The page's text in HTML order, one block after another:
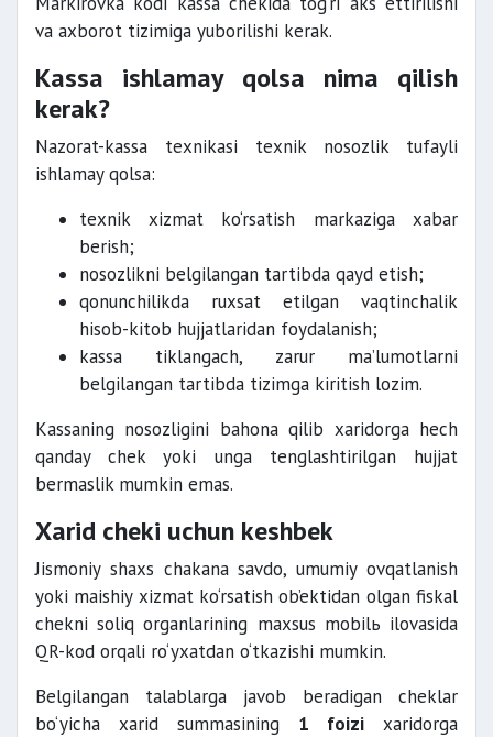
va axborot tizimiga yuborilishi kerak.
Kassa ishlamay qolsa nima qilish
kerak?
Nazorat-kassa texnikasi texnik nosozlik tufayli
ishlamay qolsa:
texnik xizmat ko‘rsatish markaziga xabar
berish;
nosozlikni belgilangan tartibda qayd etish;
qonunchilikda ruxsat etilgan vaqtinchalik
hisob-kitob hujjatlaridan foydalanish;
kassa tiklangach, zarur ma’lumotlarni
belgilangan tartibda tizimga kiritish lozim.
Kassaning nosozligini bahona qilib xaridorga hech
qanday chek yoki unga tenglashtirilgan hujjat
bermaslik mumkin emas.
Xarid cheki uchun keshbek
Jismoniy shaxs chakana savdo, umumiy ovqatlanish
yoki maishiy xizmat ko‘rsatish ob’ektidan olgan fiskal
chekni soliq organlarining maxsus mobilь ilovasida
QR-kod orqali ro‘yxatdan o‘tkazishi mumkin.
Belgilangan talablarga javob beradigan cheklar
bo‘yicha xarid summasining 1 foizi xaridorga